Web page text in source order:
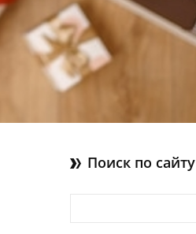
Поиск по сайту